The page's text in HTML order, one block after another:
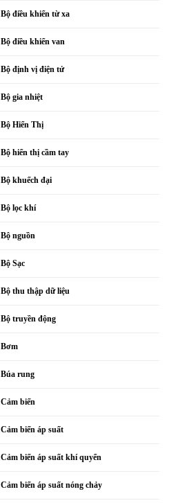
Bộ điều khiển từ xa
Bộ điều khiển van
Bộ định vị điện tử
Bộ gia nhiệt
Bộ Hiển Thị
Bộ hiển thị cầm tay
Bộ khuếch đại
Bộ lọc khí
Bộ nguồn
Bộ Sạc
Bộ thu thập dữ liệu
Bộ truyền động
Bơm
Búa rung
Cảm biến
Cảm biến áp suất
Cảm biến áp suất khí quyển
Cảm biến áp suất nóng chảy